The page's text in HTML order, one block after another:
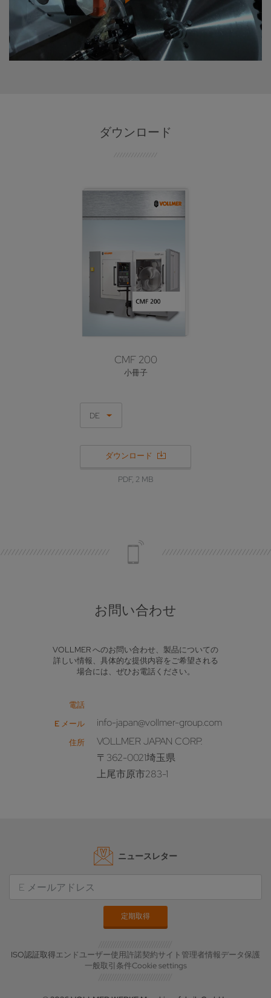
ダウンロード
CMF 200
小冊子
DE
ダウンロード
PDF, 2 MB
お問い合わせ
VOLLMER へのお問い合わせ、製品についての
詳しい情報、具体的な提供内容をご希望される
場合には、ぜひお電話ください。
電話
E メール
info-japan@vollmer-group.com
住所
VOLLMER JAPAN CORP.
〒362-0021埼玉県
上尾市原市283-1
ニュースレター
ISO認証取得エンドユーザー使用許諾契約サイト管理者情報データ保護
一般取引条件Cookie settings